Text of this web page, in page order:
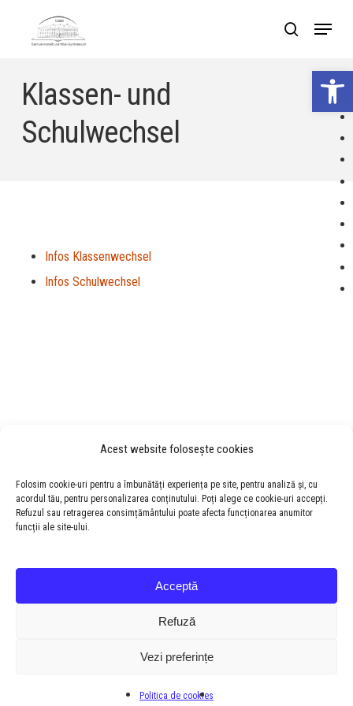
Acest website folosește cookies
Folosim cookie-uri pentru a îmbunătăți experiența pe site, pentru analiză și, cu
acordul tău, pentru personalizarea conținutului. Poți alege ce cookie-uri accepți.
Refuzul sau retragerea consimțământului poate afecta funcționarea anumitor
funcții ale site-ului.
Acceptă
Refuză
Vezi preferințe
Politica de cookies
content
search
Menu
Klassen- und
Schulwechsel
Infos Klassenwechsel
Infos Schulwechsel
Menu